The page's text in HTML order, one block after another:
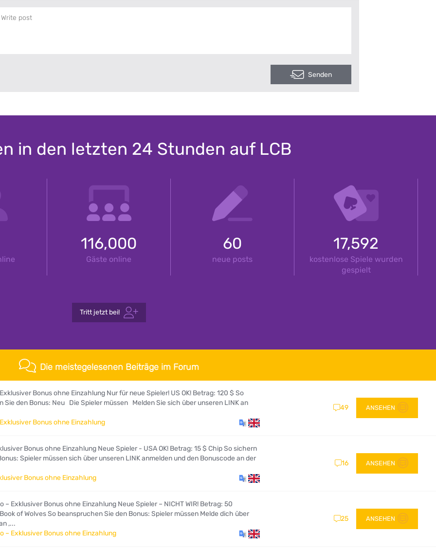
Senden
in den letzten 24 Stunden auf LCB
116,000
Gäste online
60
neue posts
17,592
kostenlose Spiele wurden
gespielt
Tritt jetzt bei!
Die meistegelesenen Beiträge im Forum
Bonus ohne Einzahlung Nur für neue Spieler! US OK! Betrag: 120 $ So
Sie den Bonus: Neu Die Spieler müssen Melden Sie sich über unseren LINK an
Bonus ohne Einzahlung
49 ANSEHEN
Bonus ohne Einzahlung Neue Spieler - USA OK! Betrag: 15 $ Chip So sichern
Spieler müssen sich über unseren LINK anmelden und den Bonuscode an der
Bonus ohne Einzahlung
16 ANSEHEN
– Exklusiver Bonus ohne Einzahlung Neue Spieler – NICHT WIR! Betrag: 50
of Wolves So beanspruchen Sie den Bonus: Spieler müssen Melde dich über
,...
– Exklusiver Bonus ohne Einzahlung
25 ANSEHEN